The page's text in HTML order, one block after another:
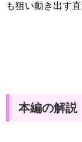
も狙い動き出す直
本編の解説